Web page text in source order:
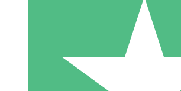
Individuele
Betaal per gebruik met downloadtegoeden.